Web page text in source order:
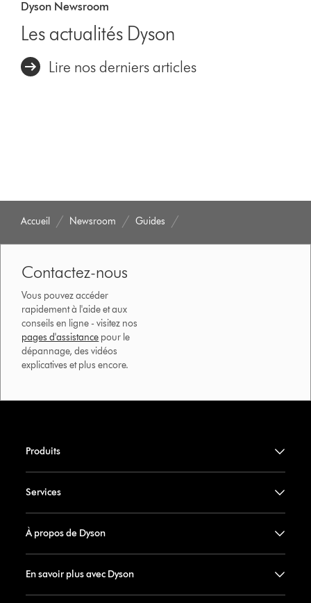
Dyson Newsroom
Les actualités Dyson
Lire nos derniers articles
Accueil Newsroom Guides
Contactez-nous
Vous pouvez accéder
rapidement à l'aide et aux
conseils en ligne - visitez nos
pages d'assistance pour le
dépannage, des vidéos
explicatives et plus encore.
Produits
Services
À propos de Dyson
En savoir plus avec Dyson